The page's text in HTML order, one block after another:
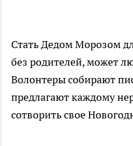
Стать Дедом Морозом
без родителей, может
Волонтеры собирают
предлагают каждому
сотворить свое